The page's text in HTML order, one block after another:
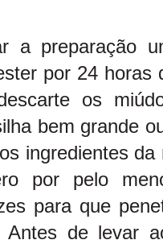
a preparação
por 24 horas
os
bem grande
ingredientes
por pelo
para que
de levar